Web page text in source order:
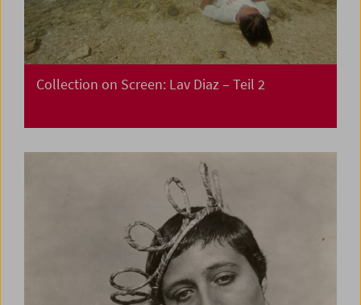
Collection on Screen: Lav Diaz – Teil 2